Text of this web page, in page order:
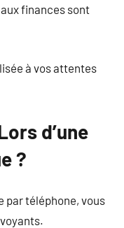
finances sont
à vos attentes
d’une
?
par téléphone, vous